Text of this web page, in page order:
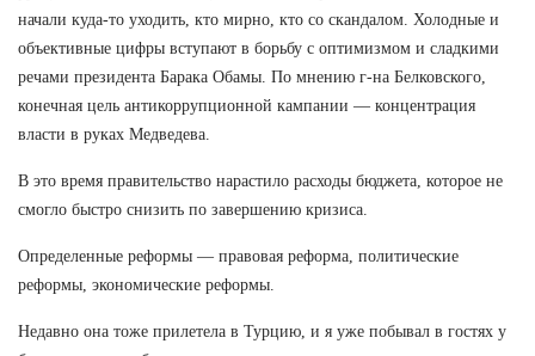
начали куда-то уходить, кто мирно, кто со скандалом. Холодные и
объективные цифры вступают в борьбу с оптимизмом и сладкими
речами президента Барака Обамы. По мнению г-на Белковского,
конечная цель антикоррупционной кампании — концентрация
власти в руках Медведева.
В это время правительство нарастило расходы бюджета, которое не
смогло быстро снизить по завершению кризиса.
Определенные реформы — правовая реформа, политические
реформы, экономические реформы.
Недавно она тоже прилетела в Турцию, и я уже побывал в гостях у